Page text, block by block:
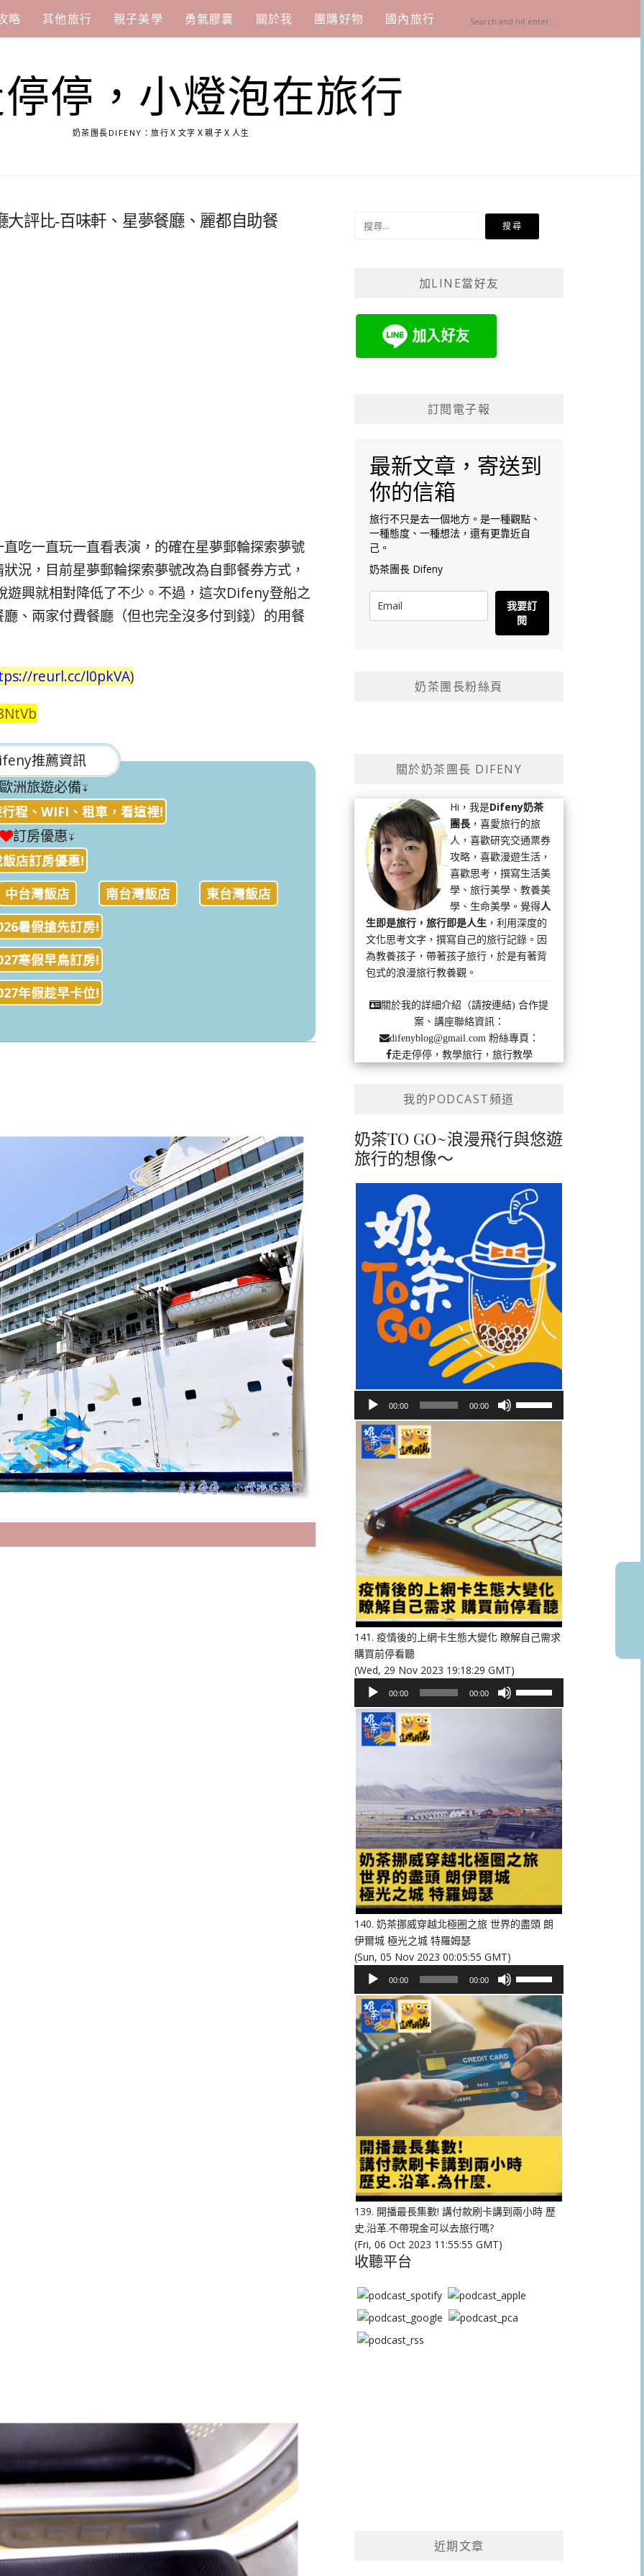
略 其他旅行 親子美學 勇氣膠囊 關於我 團購好物 國內旅行
停，小燈泡在旅行
奶茶團長DIFENY：旅行Ｘ文字Ｘ親子Ｘ人生
評比-百味軒、星夢餐廳、麗都自助餐
吃一直玩一直看表演，的確在星夢郵輪探索夢號
況，目前星夢郵輪探索夢號改為自郵餐券方式，
遊興就相對降低了不少。不過，這次Difeny登船之
、兩家付費餐廳（但也完全沒多付到錢）的用餐
reurl.cc/l0pkVA)
推薦資訊
洲旅遊必備↓
程、WIFI、租車，看這裡!
訂房優惠↓
店訂房優惠!
中台灣飯店
南台灣飯店
東台灣飯店
暑假搶先訂房!
寒假早鳥訂房!
年假趁早卡位!
加LINE當好友
訂閱電子報
最新文章，寄送到
你的信箱
旅行不只是去一個地方。是一種觀點、
一種態度、一種想法，還有更靠近自
己。
奶茶團長 Difeny
我要訂
閱
奶茶團長粉絲頁
關於奶茶團長 DIFENY
Hi，我是Difeny奶茶
團長 ，喜愛旅行的旅
人，喜歡研究交通票券
攻略，喜歡漫遊生活，
喜歡思考，撰寫生活美
學、旅行美學、教養美
學、生命美學。覺得人
生即是旅行，旅行即是人生 ，利用深度的
文化思考文字，撰寫自己的旅行記錄。因
為教養孩子，帶著孩子旅行，於是有著背
包式的浪漫旅行教養觀。
關於我的詳細介紹（請按連結) 合作提
案、講座聯絡資訊：
difenyblog@gmail.com粉絲專頁：
走走停停，教學旅行，旅行教學
我的PODCAST頻道
奶茶TO GO~浪漫飛行與悠遊
旅行的想像～
播
放
00:00 00:00
鍵
以
提
高
或
降
低
音
量。
141. 疫情後的上網卡生態大變化 瞭解自己需求
購買前停看聽
(Wed, 29 Nov 2023 19:18:29 GMT)
播
放
00:00 00:00
以
提
高
或
降
量。
140. 奶茶挪威穿越北極圈之旅 世界的盡頭 朗
伊爾城 極光之城 特羅姆瑟
(Sun, 05 Nov 2023 00:05:55 GMT)
播
放
器
00:00 00:00
向
上/
向
下
鍵
以
提
或
降
低
量。
139. 開播最長集數! 講付款刷卡講到兩小時 歷
史.沿革.不帶現金可以去旅行嗎?
(Fri, 06 Oct 2023 11:55:55 GMT)
收聽平台
近期文章